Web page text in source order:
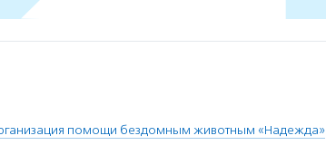
помощи бездомным животным «Надежда»